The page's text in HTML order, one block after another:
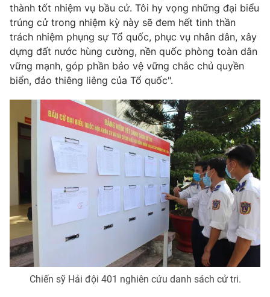
Liên hệ tòa soạn English
THỜI BÁO VTV
Theo dõi báo trên
Cơ quan chủ quản:
Đài Truyền hình Việt Nam
Cơ quan báo chí:Thời báo VTV
Giấy phép hoạt động báo in và báo điện tử số 483/GP-BTTTT
cấp ngày 29/12/2023
Tổng Biên tập:
Vũ Thanh Thủy
Phó Tổng Biên tập:
Nguyễn Thị Mỹ Hạnh, Phạm Quốc Thắng,
Nguyễn Trọng Ninh
Tổng đài VTV:
024.38 355 931 - 024.38 355 932
Ðiện thoại Thời báo VTV:024.66 897 897
thành tốt nhiệm vụ bầu cử. Tôi hy vọng những đại biểu
trúng cử trong nhiệm kỳ này sẽ đem hết tinh thần
trách nhiệm phụng sự Tổ quốc, phục vụ nhân dân, xây
dựng đất nước hùng cường, nền quốc phòng toàn dân
vững mạnh, góp phần bảo vệ vững chắc chủ quyền
biển, đảo thiêng liêng của Tổ quốc".
Chiến sỹ Hải đội 401 nghiên cứu danh sách cử tri.